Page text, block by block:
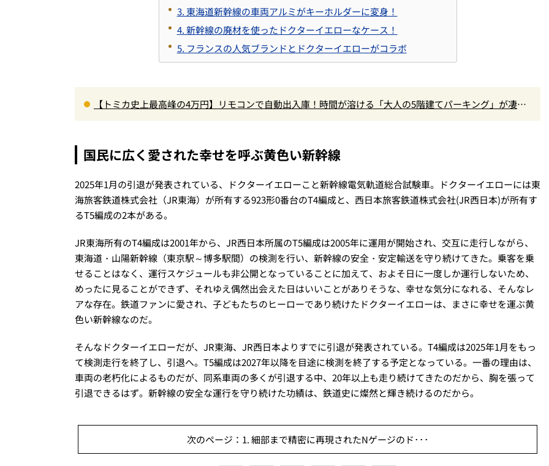
3. 東海道新幹線の車両アルミがキーホルダーに変身！
4. 新幹線の廃材を使ったドクターイエローなケース！
5. フランスの人気ブランドとドクターイエローがコラボ
【トミカ史上最高峰の4万円】リモコンで自動出入庫！時間が溶ける「大人の5階建てパーキング」が凄す
国民に広く愛された幸せを呼ぶ黄色い新幹線
2025年1月の引退が発表されている、ドクターイエローこと新幹線電気軌道総合試験車。ドクターイエローには東
海旅客鉄道株式会社（JR東海）が所有する923形0番台のT4編成と、西日本旅客鉄道株式会社(JR西日本)が所有す
るT5編成の2本がある。
JR東海所有のT4編成は2001年から、JR西日本所属のT5編成は2005年に運用が開始され、交互に走行しながら、
東海道・山陽新幹線（東京駅～博多駅間）の検測を行い、新幹線の安全・安定輸送を守り続けてきた。乗客を乗
せることはなく、運行スケジュールも非公開となっていることに加えて、およそ日に一度しか運行しないため、
めったに見ることができず、それゆえ偶然出会えた日はいいことがありそうな、幸せな気分になれる、そんなレ
アな存在。鉄道ファンに愛され、子どもたちのヒーローであり続けたドクターイエローは、まさに幸せを運ぶ黄
色い新幹線なのだ。
そんなドクターイエローだが、JR東海、JR西日本よりすでに引退が発表されている。T4編成は2025年1月をもっ
て検測走行を終了し、引退へ。T5編成は2027年以降を目途に検測を終了する予定となっている。一番の理由は、
車両の老朽化によるものだが、同系車両の多くが引退する中、20年以上も走り続けてきたのだから、胸を張って
引退できるはず。新幹線の安全な運行を守り続けた功績は、鉄道史に燦然と輝き続けるのだから。
次のページ：1. 細部まで精密に再現されたNゲージのド･･･